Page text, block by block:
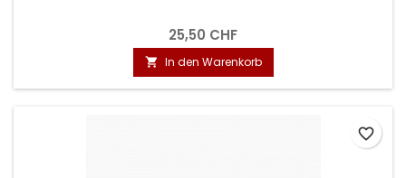
25,50 CHF
 In den Warenkorb
favorite_border